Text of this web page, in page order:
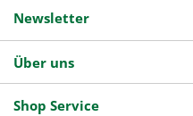
Newsletter
Über uns
Shop Service